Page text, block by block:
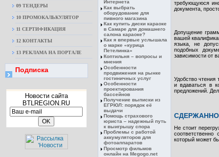
09 ТЕНДЕРЫ
10 ПРОМОКАЛЬКУЛЯТОР
11 СЕРТИФИКАЦИЯ
12 КОНТАКТЫ
13 РЕКЛАМА НА ПОРТАЛЕ
Подписка
Новости сайта
BTLREGION.RU
Интернета
Как выбрать
оборудование для
пивного магазина
Как купить диски караоке
в Самаре для домашнего
салона караоке?
Как я впервые услышала
о марке «курица
Петелинка»
Коптильня – вопросы и
мнения
Особенности
продвижения на рынке
гостиничных услуг
Особенности
проектирования
бассейнов
Получение выписки из
ЕГРЮЛ: порядок её
выдачи
Помощь страхового
юриста – надежный путь
к выигрышу спора
Проблемы с работой
аккумуляторов для
фотоаппаратов
Просмотр фильмов
онлайн на Megogo.net
требующуюся
документа,
Допущение
вашей
языка, не
подобных
зависимости от
Удобство чтения
и вдаваться в
предложений.
Не стоит
который может